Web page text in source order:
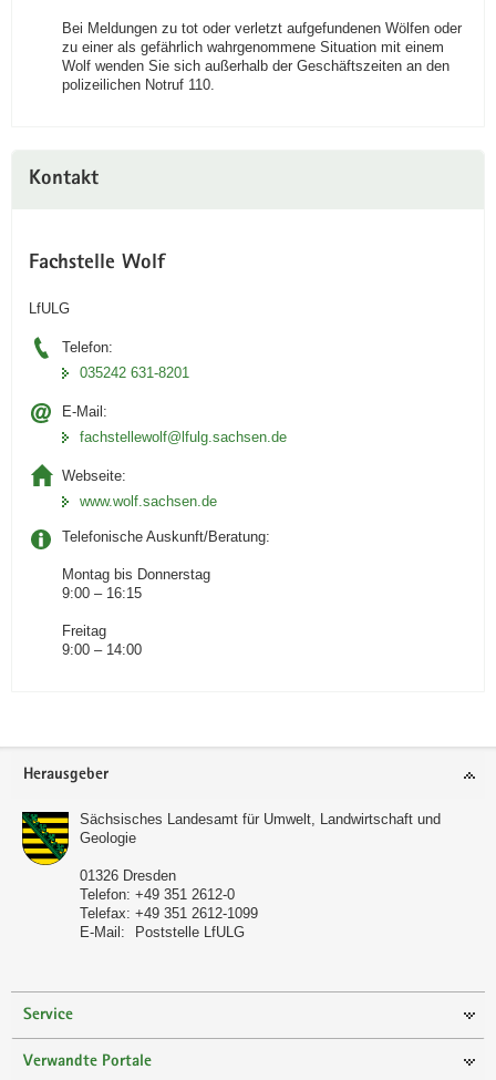
Bei Meldungen zu tot oder verletzt aufgefundenen Wölfen oder
zu einer als gefährlich wahrgenommene Situation mit einem
Wolf wenden Sie sich außerhalb der Geschäftszeiten an den
polizeilichen Notruf 110.
Kontakt
Fachstelle Wolf
LfULG
Telefon:
035242 631-8201
E-Mail:
fachstellewolf@lfulg.sachsen.de
Webseite:
www.wolf.sachsen.de
Telefonische Auskunft/Beratung:
Montag bis Donnerstag
9:00 – 16:15
Freitag
9:00 – 14:00
Footer-
Herausgeber
Sächsisches Landesamt für Umwelt, Landwirtschaft und
Geologie
01326 Dresden
Telefon: +49 351 2612-0
Telefax: +49 351 2612-1099
E-Mail:
Poststelle LfULG
Service
Verwandte Portale